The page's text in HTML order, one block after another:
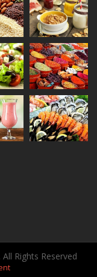
. All Rights Reserved